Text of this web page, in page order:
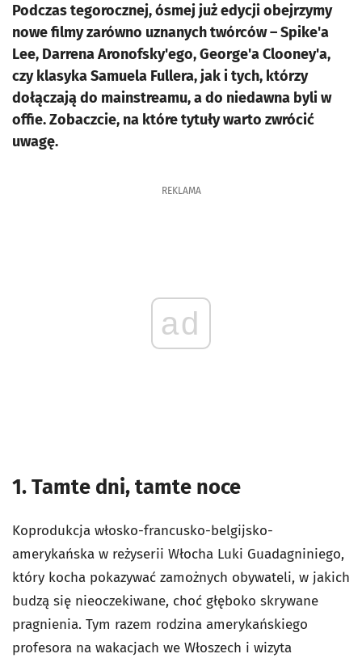
Podczas tegorocznej, ósmej już edycji obejrzymy
nowe filmy zarówno uznanych twórców – Spike'a
Lee, Darrena Aronofsky'ego, George'a Clooney'a,
czy klasyka Samuela Fullera, jak i tych, którzy
dołączają do mainstreamu, a do niedawna byli w
offie. Zobaczcie, na które tytuły warto zwrócić
uwagę.
REKLAMA
ad
1. Tamte dni, tamte noce
Koprodukcja włosko-francusko-belgijsko-
amerykańska w reżyserii Włocha Luki Guadagniniego,
który kocha pokazywać zamożnych obywateli, w jakich
budzą się nieoczekiwane, choć głęboko skrywane
pragnienia. Tym razem rodzina amerykańskiego
profesora na wakacjach we Włoszech i wizyta